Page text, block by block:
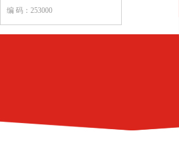
编 码：253000